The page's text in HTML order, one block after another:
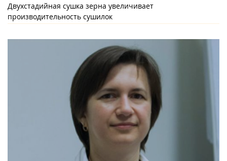
Двухстадийная сушка зерна увеличивает
производительность сушилок